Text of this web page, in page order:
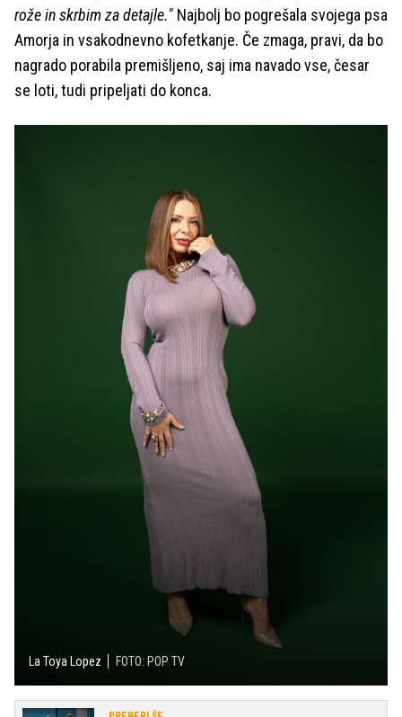
rože in skrbim za detajle." Najbolj bo pogrešala svojega psa
Amorja in vsakodnevno kofetkanje. Če zmaga, pravi, da bo
nagrado porabila premišljeno, saj ima navado vse, česar
se loti, tudi pripeljati do konca.
La Toya Lopez FOTO: POP TV